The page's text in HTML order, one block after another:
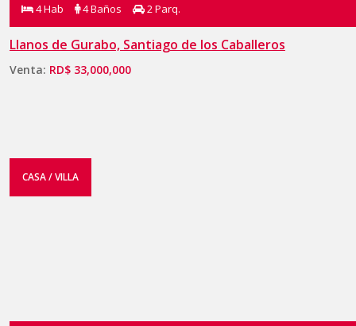
4 Hab 4 Baños 2 Parq.
Llanos de Gurabo, Santiago de los Caballeros
Venta: RD$ 33,000,000
CASA / VILLA